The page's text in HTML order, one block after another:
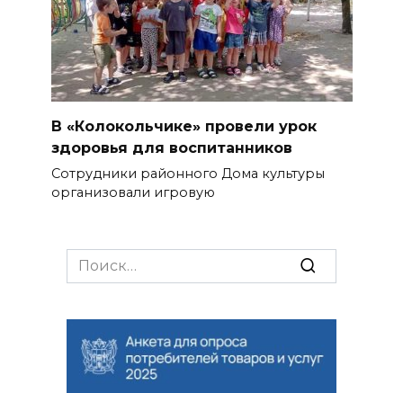
В «Колокольчике» провели урок
здоровья для воспитанников
Сотрудники районного Дома культуры
организовали игровую
Search
for: